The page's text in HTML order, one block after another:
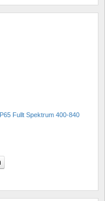
Fullt Spektrum 400-840